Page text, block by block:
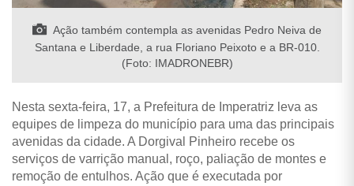
Ação também contempla as avenidas Pedro Neiva de
Santana e Liberdade, a rua Floriano Peixoto e a BR-010.
(Foto: IMADRONEBR)
Nesta sexta-feira, 17, a Prefeitura de Imperatriz leva as
equipes de limpeza do município para uma das principais
avenidas da cidade. A Dorgival Pinheiro recebe os
serviços de varrição manual, roço, paliação de montes e
remoção de entulhos. Ação que é executada por